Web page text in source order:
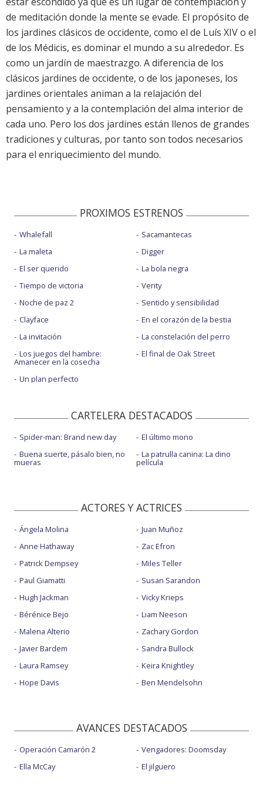
de meditación donde la mente se evade. El propósito de
los jardines clásicos de occidente, como el de Luís XIV o el
de los Médicis, es dominar el mundo a su alrededor. Es
como un jardín de maestrazgo. A diferencia de los
clásicos jardines de occidente, o de los japoneses, los
jardines orientales animan a la relajación del
pensamiento y a la contemplación del alma interior de
cada uno. Pero los dos jardines están llenos de grandes
tradiciones y culturas, por tanto son todos necesarios
para el enriquecimiento del mundo.
PROXIMOS ESTRENOS
Whalefall
La maleta
El ser querido
Tiempo de victoria
Noche de paz 2
Clayface
La invitación
Los juegos del hambre:
Amanecer en la cosecha
Un plan perfecto
Sacamantecas
Digger
La bola negra
Verity
Sentido y sensibilidad
En el corazón de la bestia
La constelación del perro
El final de Oak Street
CARTELERA DESTACADOS
Spider-man: Brand new day
Buena suerte, pásalo bien, no
mueras
El último mono
La patrulla canina: La dino
película
ACTORES Y ACTRICES
Ángela Molina
Anne Hathaway
Patrick Dempsey
Paul Giamatti
Hugh Jackman
Bérénice Bejo
Malena Alterio
Javier Bardem
Laura Ramsey
Hope Davis
Juan Muñoz
Zac Efron
Miles Teller
Susan Sarandon
Vicky Krieps
Liam Neeson
Zachary Gordon
Sandra Bullock
Keira Knightley
Ben Mendelsohn
AVANCES DESTACADOS
Operación Camarón 2
Ella McCay
Vengadores: Doomsday
El jilguero